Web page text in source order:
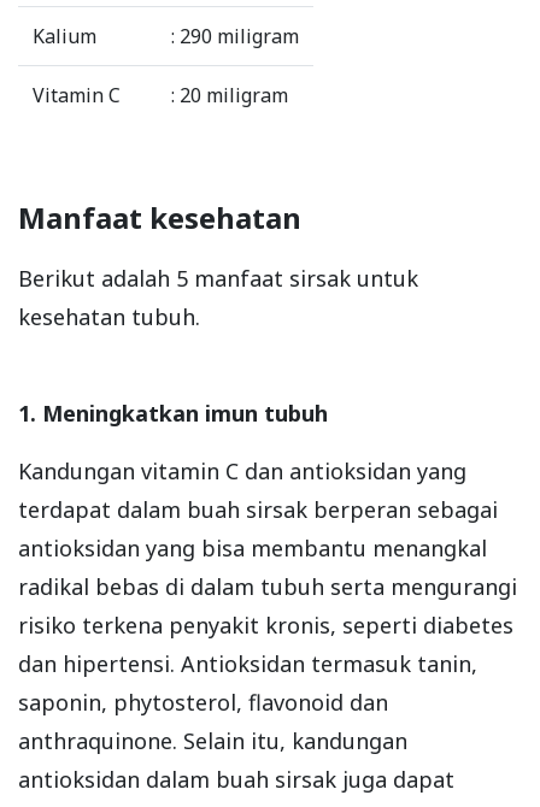
Kalium : 290 miligram
Vitamin C : 20 miligram
Manfaat kesehatan
Berikut adalah 5 manfaat sirsak untuk
kesehatan tubuh.
1. Meningkatkan imun tubuh
Kandungan vitamin C dan antioksidan yang
terdapat dalam buah sirsak berperan sebagai
antioksidan yang bisa membantu menangkal
radikal bebas di dalam tubuh serta mengurangi
risiko terkena penyakit kronis, seperti diabetes
dan hipertensi. Antioksidan termasuk tanin,
saponin, phytosterol, flavonoid dan
anthraquinone. Selain itu, kandungan
antioksidan dalam buah sirsak juga dapat